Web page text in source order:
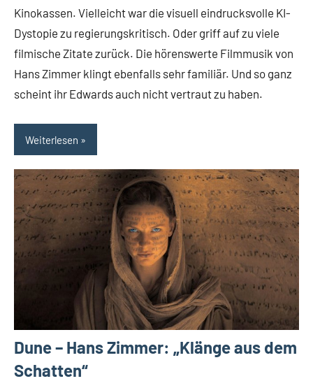
Kinokassen. Vielleicht war die visuell eindrucksvolle KI-
Dystopie zu regierungskritisch. Oder griff auf zu viele
filmische Zitate zurück. Die hörenswerte Filmmusik von
Hans Zimmer klingt ebenfalls sehr familiär. Und so ganz
scheint ihr Edwards auch nicht vertraut zu haben.
Weiterlesen
Dune – Hans Zimmer: „Klänge aus dem
Schatten“